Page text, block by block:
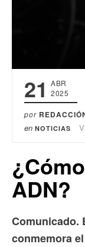
21
ABR
2025
por
en NOTICIAS
ADN?
Comunicado.
conmemora